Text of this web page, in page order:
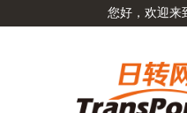
您好，欢迎来